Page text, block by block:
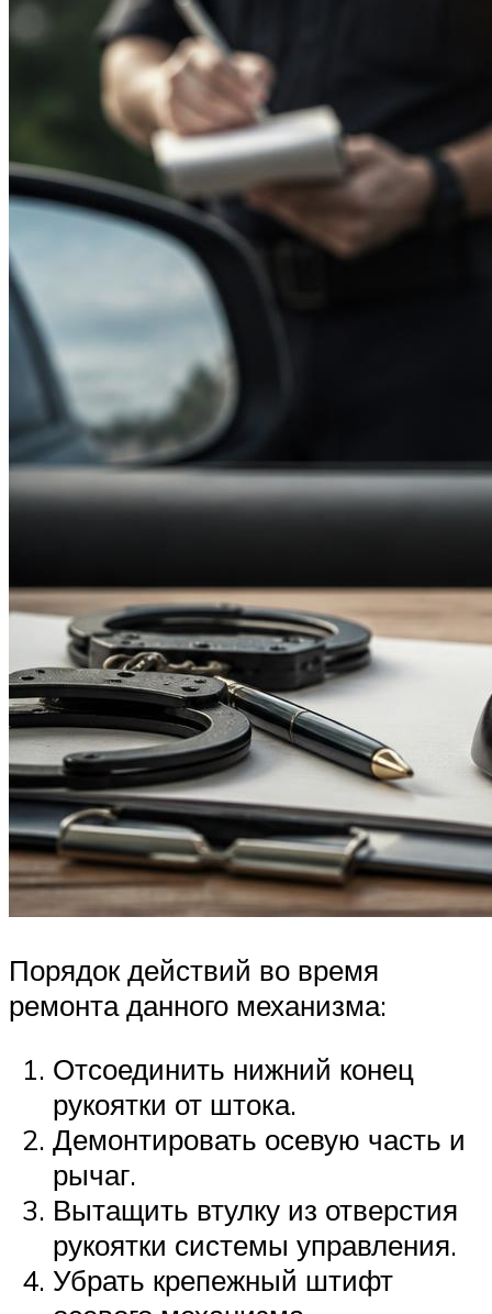
Порядок действий во время
ремонта данного механизма:
Отсоединить нижний конец
рукоятки от штока.
Демонтировать осевую часть и
рычаг.
Вытащить втулку из отверстия
рукоятки системы управления.
Убрать крепежный штифт